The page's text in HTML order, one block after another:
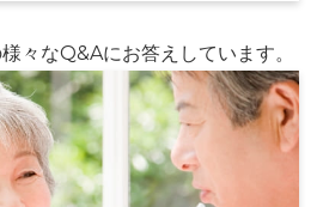
々なQ&Aにお答えしています。